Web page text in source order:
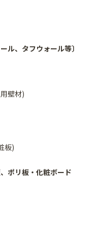
ル、タフウォール等〕
壁材)
板)
ポリ板・化粧ボード